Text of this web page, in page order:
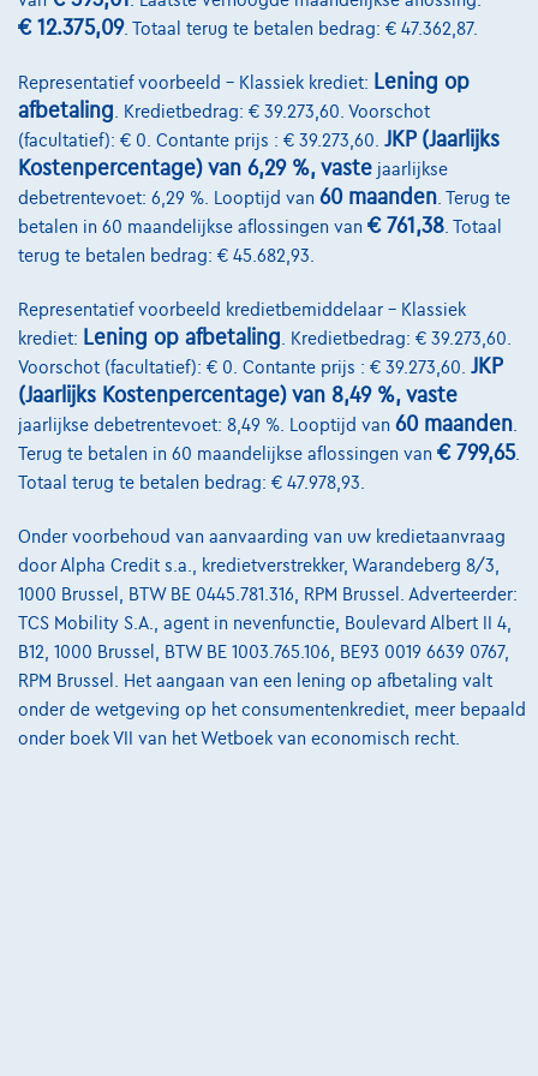
€ 12.375,09. Totaal terug te betalen bedrag: € 47.362,87.
Representatief voorbeeld – Klassiek krediet: Lening op
afbetaling . Kredietbedrag: € 39.273,60. Voorschot
(facultatief): € 0. Contante prijs : € 39.273,60. JKP (Jaarlijks
Kostenpercentage) van 6,29 %, vaste jaarlijkse
debetrentevoet: 6,29 %. Looptijd van 60 maanden . Terug te
betalen in 60 maandelijkse aflossingen van € 761,38 . Totaal
terug te betalen bedrag: € 45.682,93.
Representatief voorbeeld kredietbemiddelaar – Klassiek
krediet: Lening op afbetaling . Kredietbedrag: € 39.273,60.
Voorschot (facultatief): € 0. Contante prijs : € 39.273,60. JKP
(Jaarlijks Kostenpercentage) van 8,49 %, vaste
jaarlijkse debetrentevoet: 8,49 %. Looptijd van 60 maanden
Terug te betalen in 60 maandelijkse aflossingen van € 799,65.
Totaal terug te betalen bedrag: € 47.978,93.
Onder voorbehoud van aanvaarding van uw kredietaanvraag
door Alpha Credit s.a., kredietverstrekker, Warandeberg 8/3,
1000 Brussel, BTW BE 0445.781.316, RPM Brussel. Adverteerder:
TCS Mobility S.A., agent in nevenfunctie, Boulevard Albert II 4,
B12, 1000 Brussel, BTW BE 1003.765.106, BE93 0019 6639 0767,
RPM Brussel. Het aangaan van een lening op afbetaling valt
onder de wetgeving op het consumentenkrediet, meer bepaald
onder boek VII van het Wetboek van economisch recht.
Diensten & Oplossingen
Pechverhelping verzekering
Financiering
Autoverzekering
Lease en persoonlijke lease
Over Ons
Word klant
Wie zijn we
Kwaliteitscharter
Onze partners
Onze team
Contact